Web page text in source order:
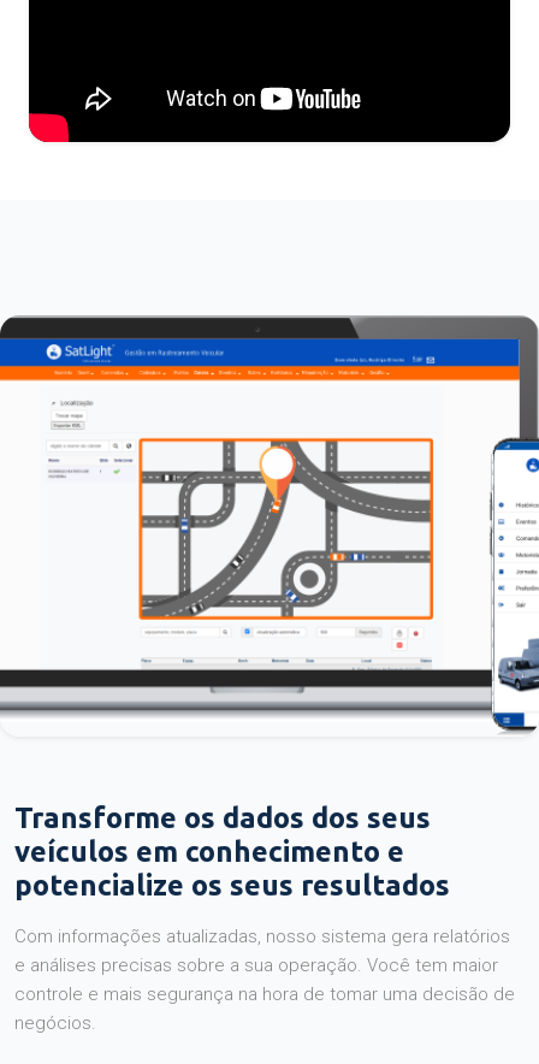
Transforme os dados dos seus
veículos em conhecimento e
potencialize os seus resultados
Com informações atualizadas, nosso sistema gera relatórios
e análises precisas sobre a sua operação. Você tem maior
controle e mais segurança na hora de tomar uma decisão de
negócios.